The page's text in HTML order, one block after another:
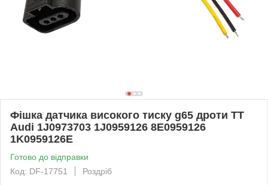
Фішка датчика високого тиску g65 дроти TT
Audi 1J0973703 1J0959126 8E0959126
1K0959126E
Готово до відправки
Код: DF-17751
Роздріб